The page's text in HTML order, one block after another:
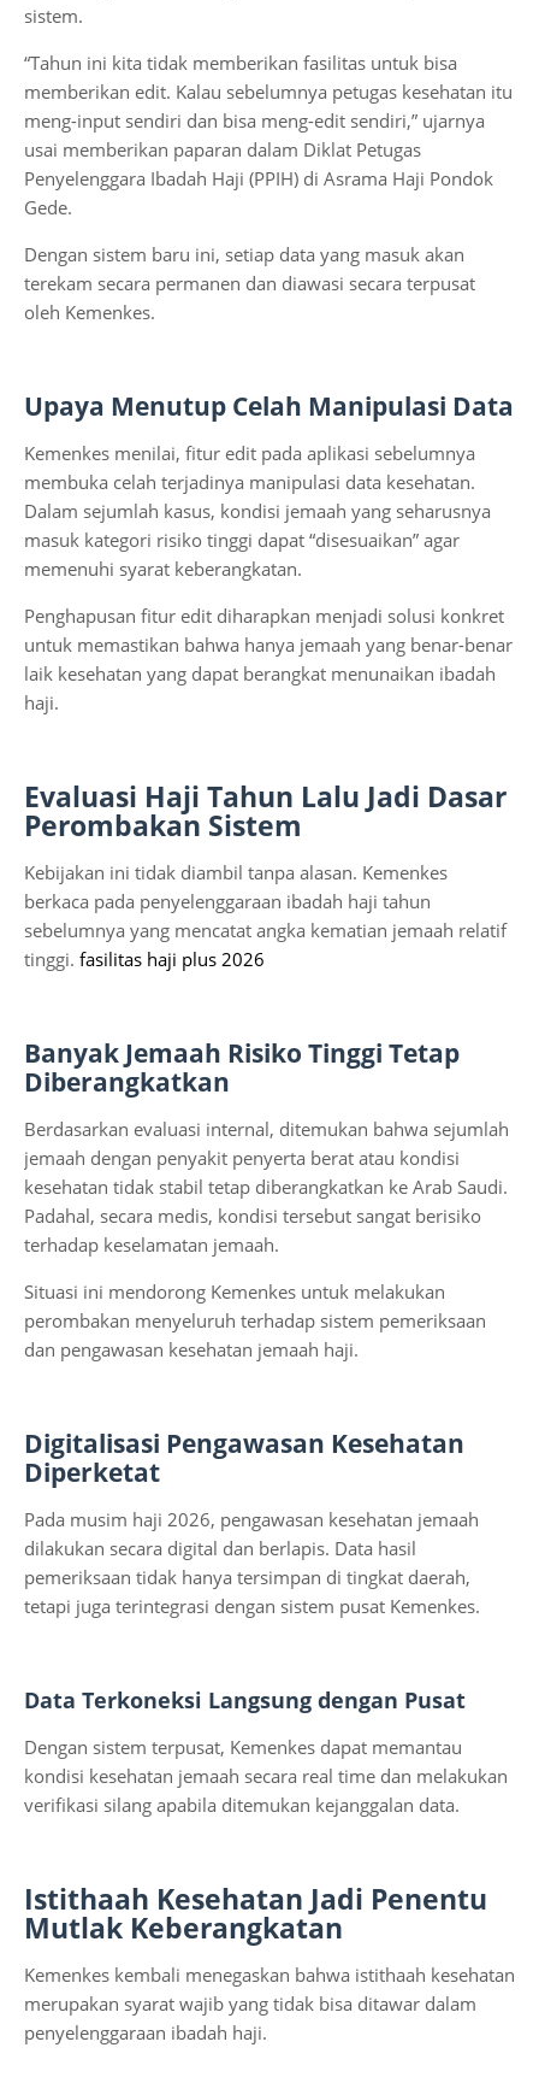
sistem.
“Tahun ini kita tidak memberikan fasilitas untuk bisa
memberikan edit. Kalau sebelumnya petugas kesehatan itu
meng-input sendiri dan bisa meng-edit sendiri,” ujarnya
usai memberikan paparan dalam Diklat Petugas
Penyelenggara Ibadah Haji (PPIH) di Asrama Haji Pondok
Gede.
Dengan sistem baru ini, setiap data yang masuk akan
terekam secara permanen dan diawasi secara terpusat
oleh Kemenkes.
Upaya Menutup Celah Manipulasi Data
Kemenkes menilai, fitur edit pada aplikasi sebelumnya
membuka celah terjadinya manipulasi data kesehatan.
Dalam sejumlah kasus, kondisi jemaah yang seharusnya
masuk kategori risiko tinggi dapat “disesuaikan” agar
memenuhi syarat keberangkatan.
Penghapusan fitur edit diharapkan menjadi solusi konkret
untuk memastikan bahwa hanya jemaah yang benar-benar
laik kesehatan yang dapat berangkat menunaikan ibadah
haji.
Evaluasi Haji Tahun Lalu Jadi Dasar
Perombakan Sistem
Kebijakan ini tidak diambil tanpa alasan. Kemenkes
berkaca pada penyelenggaraan ibadah haji tahun
sebelumnya yang mencatat angka kematian jemaah relatif
tinggi. fasilitas haji plus 2026
Banyak Jemaah Risiko Tinggi Tetap
Diberangkatkan
Berdasarkan evaluasi internal, ditemukan bahwa sejumlah
jemaah dengan penyakit penyerta berat atau kondisi
kesehatan tidak stabil tetap diberangkatkan ke Arab Saudi.
Padahal, secara medis, kondisi tersebut sangat berisiko
terhadap keselamatan jemaah.
Situasi ini mendorong Kemenkes untuk melakukan
perombakan menyeluruh terhadap sistem pemeriksaan
dan pengawasan kesehatan jemaah haji.
Digitalisasi Pengawasan Kesehatan
Diperketat
Pada musim haji 2026, pengawasan kesehatan jemaah
dilakukan secara digital dan berlapis. Data hasil
pemeriksaan tidak hanya tersimpan di tingkat daerah,
tetapi juga terintegrasi dengan sistem pusat Kemenkes.
Data Terkoneksi Langsung dengan Pusat
Dengan sistem terpusat, Kemenkes dapat memantau
kondisi kesehatan jemaah secara real time dan melakukan
verifikasi silang apabila ditemukan kejanggalan data.
Istithaah Kesehatan Jadi Penentu
Mutlak Keberangkatan
Kemenkes kembali menegaskan bahwa istithaah kesehatan
merupakan syarat wajib yang tidak bisa ditawar dalam
penyelenggaraan ibadah haji.